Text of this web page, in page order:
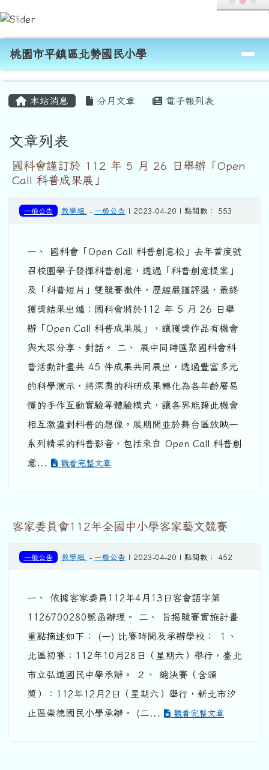
跳至主內容區
桃園市平鎮區北勢國民小學
導覽列
桃園市平鎮區北勢國民小學
本站消息 分月文章 電子報列表
文章列表
國科會謹訂於 112 年 5 月 26 日舉辦「Open
Call 科普成果展」
一般公告 教學組 - 一般公告 | 2023-04-20 | 點閱數： 553
一、 國科會「Open Call 科普創意松」去年首度號
召校園學子發揮科普創意，透過「科普創意提案」
及「科普短片」雙競賽徵件，歷經嚴謹評選，最終
獲獎結果出爐；國科會將於112 年 5 月 26 日舉
辦「Open Call 科普成果展」，讓獲獎作品有機會
與大眾分享、對話。 二、 展中同時匯聚國科會科
普活動計畫共 45 件成果共同展出，透過豐富多元
的科學演示，將深奧的科研成果轉化為各年齡層易
懂的手作互動實驗等體驗模式，讓各界能藉此機會
相互激盪對科普的想像。展期間並於舞台區放映一
系列精采的科普影音，包括來自 Open Call 科普創
意...
觀看完整文章
客家委員會112年全國中小學客家藝文競賽
一般公告 教學組 - 一般公告 | 2023-04-20 | 點閱數： 452
一、 依據客家委員112年4月13日客會語字第
1126700280號函辦理。 二、 旨揭競賽實施計畫
重點摘述如下： (一) 比賽時間及承辦學校： １、
北區初賽：112年10月28日（星期六）舉行，臺北
市立弘道國民中學承辦。 ２、 總決賽（含頒
獎）：112年12月2日（星期六）舉行，新北市汐
止區崇德國民小學承辦。 (二...
觀看完整文章